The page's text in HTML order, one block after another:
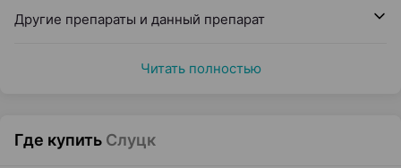
Другие препараты и данный препарат
Читать полностью
Где купить Слуцк